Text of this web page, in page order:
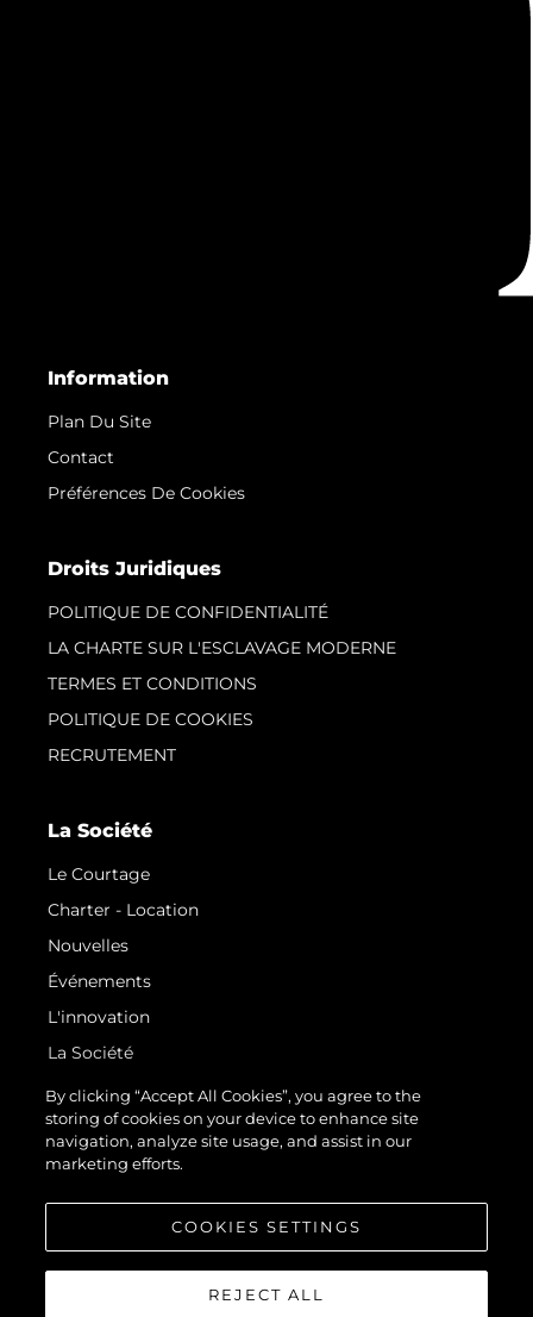
Information
Plan Du Site
Contact
Préférences De Cookies
Droits Juridiques
POLITIQUE DE CONFIDENTIALITÉ
LA CHARTE SUR L'ESCLAVAGE MODERNE
TERMES ET CONDITIONS
POLITIQUE DE COOKIES
RECRUTEMENT
La Société
Le Courtage
Charter - Location
Nouvelles
Événements
L'innovation
La Société
Notre Équipe
Style De Vie
Notre Héritage
By clicking “Accept All Cookies”, you agree to the
storing of cookies on your device to enhance site
navigation, analyze site usage, and assist in our
marketing efforts.
COOKIES SETTINGS
REJECT ALL